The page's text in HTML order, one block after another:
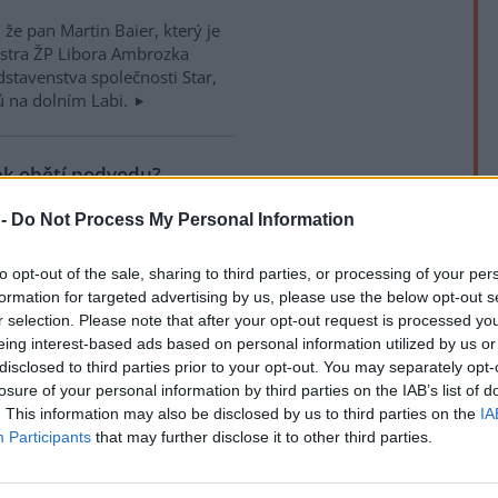
Do Not Process My Personal Information
opt-out of the sale, sharing to third parties, or processing of your
for targeted advertising by us, please use the below opt-out
selection. Please note that after your opt-out request is processed
interest-based ads based on personal information utilized by us
to third parties prior to your opt-out. You may separately
of your personal information by third parties on the IAB’s list of
This information may also be disclosed by us to third parties on the
Participants that may further disclose it to other third parties.
pan Martin Baier, který je
ŽP Libora Ambrozka
společnosti Star,
na dolním Labi.
obětí podvodu?
) naleznete náhled na
problematiky splavnění
(KDU-ČSL) se
plavebního stupně
"kritické situace".
nedostatek